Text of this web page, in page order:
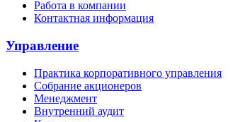
Работа в компании
Контактная информация
Управление
Практика корпоративного управления
Собрание акционеров
Менеджмент
Внутренний аудит